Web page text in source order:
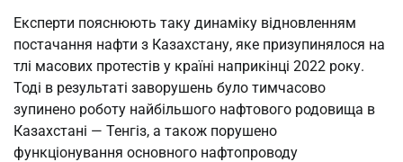
Експерти пояснюють таку динаміку відновленням
постачання нафти з Казахстану, яке призупинялося на
тлі масових протестів у країні наприкінці 2022 року.
Тоді в результаті заворушень було тимчасово
зупинено роботу найбільшого нафтового родовища в
Казахстані — Тенгіз, а також порушено
функціонування основного нафтопроводу